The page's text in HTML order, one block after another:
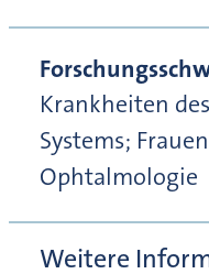
Krankheiten
Systems;
Ophtalmologie
Weitere